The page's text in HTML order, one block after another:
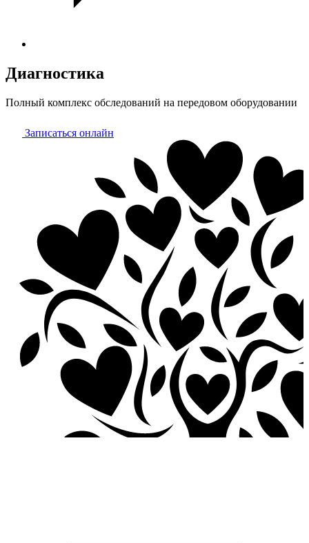
Диагностика
Полный комплекс обследований на передовом оборудовании
Записаться онлайн